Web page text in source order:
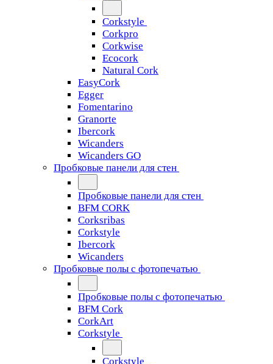
Corkstyle
Corkpro
Corkwise
Ecocork
Natural Cork
EasyCork
Egger
Fomentarino
Granorte
Ibercork
Wicanders
Wicanders GO
Пробковые панели для стен
Пробковые панели для стен
BFM CORK
Corksribas
Corkstyle
Ibercork
Wicanders
Пробковые полы с фотопечатью
Пробковые полы с фотопечатью
BFM Cork
CorkArt
Corkstyle
Corkstyle